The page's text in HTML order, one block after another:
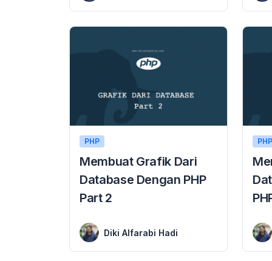
PHP
Membuat Grafik Dari
Database Dengan PHP
Part 2
Diki Alfarabi Hadi
PHP